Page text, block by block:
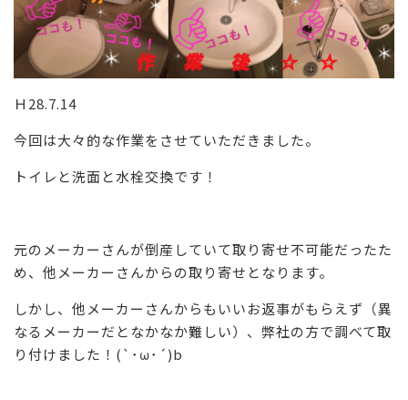
Ｈ28.7.14
今回は大々的な作業をさせていただきました。
トイレと洗面と水栓交換です！
元のメーカーさんが倒産していて取り寄せ不可能だったた
め、他メーカーさんからの取り寄せとなります。
しかし、他メーカーさんからもいいお返事がもらえず（異
なるメーカーだとなかなか難しい）、弊社の方で調べて取
り付けました！(`･ω･´)b